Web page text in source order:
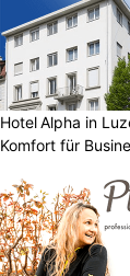
Hotel Alpha in
Komfort für